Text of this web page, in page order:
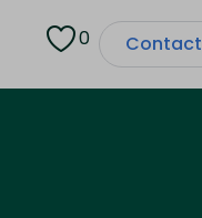
0 Contact